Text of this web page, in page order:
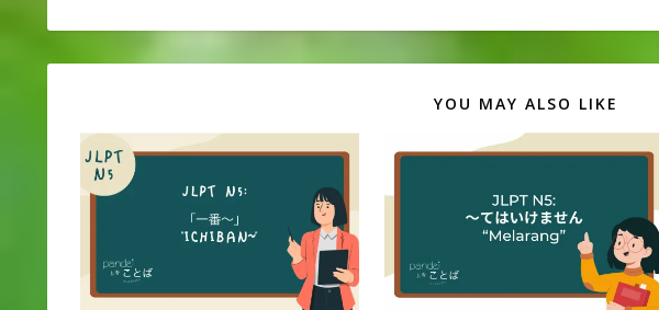
YOU MAY ALSO LIKE